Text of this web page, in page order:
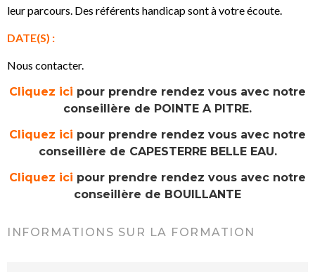
leur parcours. Des référents handicap sont à votre écoute.
DATE(S) :
Nous contacter.
Cliquez ici pour prendre rendez vous avec notre
conseillère de POINTE A PITRE.
Cliquez ici pour prendre rendez vous avec notre
conseillère de CAPESTERRE BELLE EAU.
Cliquez ici pour prendre rendez vous avec notre
conseillère de BOUILLANTE
INFORMATIONS SUR LA FORMATION